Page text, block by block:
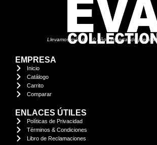
Llevamos más de 10 años importando
EMPRESA
Inicio
Catálogo
Carrito
Comparar
ENLACES ÚTILES
Políticas de Privacidad
Términos & Condiciones
Libro de Reclamaciones